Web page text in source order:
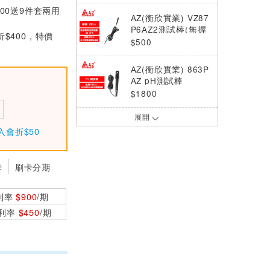
送9件套兩用
$400，特價
會折$50
刷卡分期
率$900/期
率 $450/期
AZ(衡欣實業) VZ87
P6AZ2測試棒(無握
把)
$500
AZ(衡欣實業) 863P
AZ pH測試棒
$1800
AZ(衡欣實業) AZ86
展開